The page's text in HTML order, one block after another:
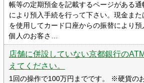
帳等の定期預金を記載するページがある通
により預入手続を行って下さい。現金ま
を使用してカード口座からの振替により
個人のお客さ…
店舗に併設していない京都銀行の
えてください。
1回の操作で100万円までです。 ※硬貨の